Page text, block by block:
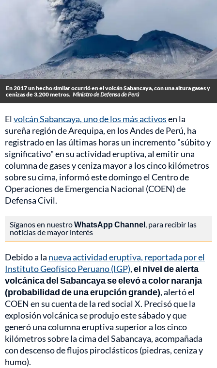
En 2017 un hecho similar ocurrió en el volcán Sabancaya, con una altura gases y
cenizas de 3,200 metros. Ministro de Defensa de Perú
Elvolcán Sabancaya, uno de los más activosen la
sureña región de Arequipa, en los Andes de Perú, ha
registrado en las últimas horas un incremento "súbito y
significativo" en su actividad eruptiva, al emitir una
columna de gases y ceniza mayor a los cinco kilómetros
sobre su cima, informó este domingo el Centro de
Operaciones de Emergencia Nacional (COEN) de
Defensa Civil.
Síganos en nuestroWhatsApp Channel, para recibir las
noticias de mayor interés
Debido a la nueva actividad eruptiva, reportada por el
Instituto Geofísico Peruano (IGP),el nivel de alerta
volcánica del Sabancaya se elevó a color naranja
(probabilidad de una erupción grande), alertó el
COEN en su cuenta de la red social X. Precisó que la
explosión volcánica se produjo este sábado y que
generó una columna eruptiva superior a los cinco
kilómetros sobre la cima del Sabancaya, acompañada
con descenso de flujos piroclásticos (piedras, ceniza y
humo).